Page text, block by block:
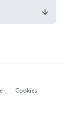
Cookies